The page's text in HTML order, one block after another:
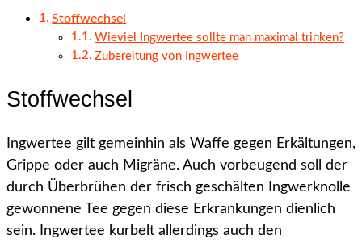
Stoffwechsel
Wieviel Ingwertee sollte man maximal trinken?
Zubereitung von Ingwertee
Stoffwechsel
Ingwertee gilt gemeinhin als Waffe gegen Erkältungen,
Grippe oder auch Migräne. Auch vorbeugend soll der
durch Überbrühen der frisch geschälten Ingwerknolle
gewonnene Tee gegen diese Erkrankungen dienlich
sein. Ingwertee kurbelt allerdings auch den